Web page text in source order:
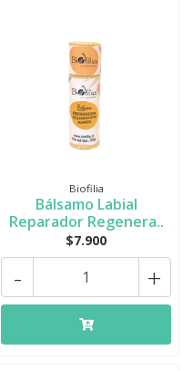
Biofilia
Bálsamo Labial
Reparador Regenera..
$7.900
+
-